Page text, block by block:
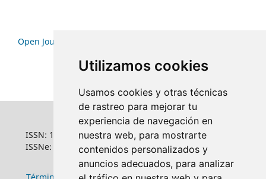
Utilizamos cookies
Usamos cookies y otras técnicas
de rastreo para mejorar tu
experiencia de navegación en
nuestra web, para mostrarte
contenidos personalizados y
anuncios adecuados, para analizar
Open Journal Systems
ISSN: 1022-6508
ISSNe: 1681-5653